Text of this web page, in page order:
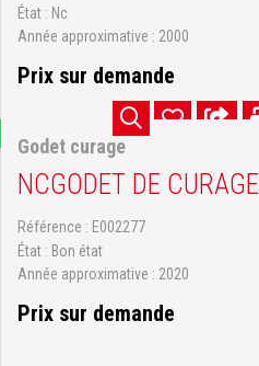
État
Nc
Année approximative
2000
Prix sur demande
Godet curage
NCGODET DE CURAGE
Référence
E002277
État
Bon état
Année approximative
2020
Prix sur demande